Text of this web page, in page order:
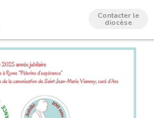
Contacter le
diocèse